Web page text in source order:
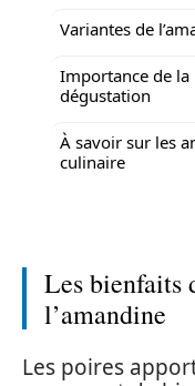
Variantes de
Importance de
dégustation
À savoir sur les
culinaire
Les bienfaits
l’amandine
Les poires